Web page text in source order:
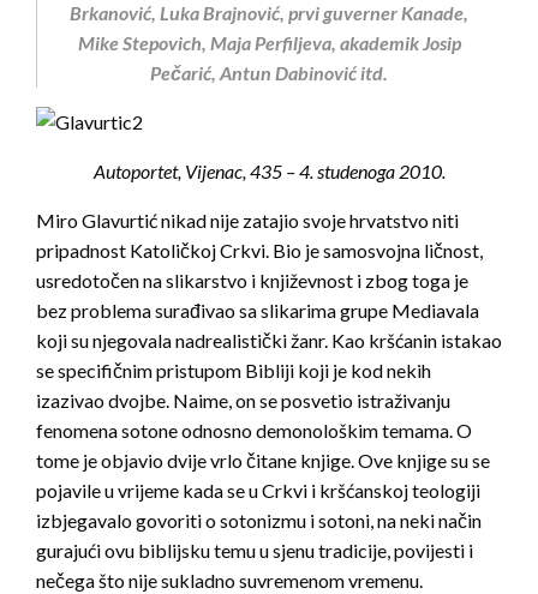
Brkanović, Luka Brajnović, prvi guverner Kanade,
Mike Stepovich, Maja Perfiljeva, akademik Josip
Pečarić, Antun Dabinović itd.
Autoportet, Vijenac, 435 – 4. studenoga 2010.
Miro Glavurtić nikad nije zatajio svoje hrvatstvo niti
pripadnost Katoličkoj Crkvi. Bio je samosvojna ličnost,
usredotočen na slikarstvo i književnost i zbog toga je
bez problema surađivao sa slikarima grupe Mediavala
koji su njegovala nadrealistički žanr. Kao kršćanin istakao
se specifičnim pristupom Bibliji koji je kod nekih
izazivao dvojbe. Naime, on se posvetio istraživanju
fenomena sotone odnosno demonološkim temama. O
tome je objavio dvije vrlo čitane knjige. Ove knjige su se
pojavile u vrijeme kada se u Crkvi i kršćanskoj teologiji
izbjegavalo govoriti o sotonizmu i sotoni, na neki način
gurajući ovu biblijsku temu u sjenu tradicije, povijesti i
nečega što nije sukladno suvremenom vremenu.